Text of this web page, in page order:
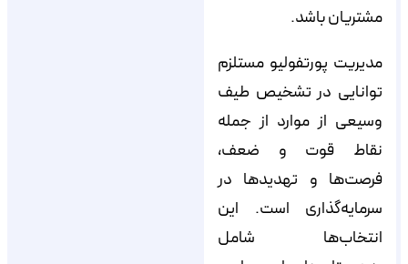
مشتریان باشد.
مدیریت پورتفولیو مستلزم
توانایی در تشخیص طیف
وسیعی از موارد از جمله
نقاط قوت و ضعف،
فرصت‌ها و تهدیدها در
سرمایه‌گذاری است. این
انتخاب‌ها شامل